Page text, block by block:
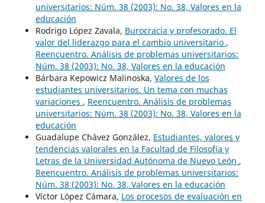
universitarios: Núm. 38 (2003): No. 38, Valores en la
educación
Rodrigo López Zavala, Burocracia y profesorado. El
valor del liderazgo para el cambio universitario ,
Reencuentro. Análisis de problemas universitarios:
Núm. 38 (2003): No. 38, Valores en la educación
Bárbara Kepowicz Malinoska, Valores de los
estudiantes universitarios. Un tema con muchas
variaciones , Reencuentro. Análisis de problemas
universitarios: Núm. 38 (2003): No. 38, Valores en la
educación
Guadalupe Chávez González, Estudiantes, valores y
tendencias valorales en la Facultad de Filosofía y
Letras de la Universidad Autónoma de Nuevo León ,
Reencuentro. Análisis de problemas universitarios:
Núm. 38 (2003): No. 38, Valores en la educación
Víctor López Cámara, Los procesos de evaluación en